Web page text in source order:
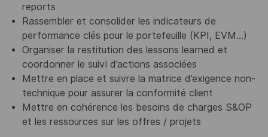
reports
Rassembler et consolider les indicateurs de
performance clés pour le portefeuille (KPI, EVM...)
Organiser la restitution des lessons learned et
coordonner le suivi d’actions associées
Mettre en place et suivre la matrice d’exigence non-
technique pour assurer la conformité client
Mettre en cohérence les besoins de charges S&OP
et les ressources sur les offres / projets